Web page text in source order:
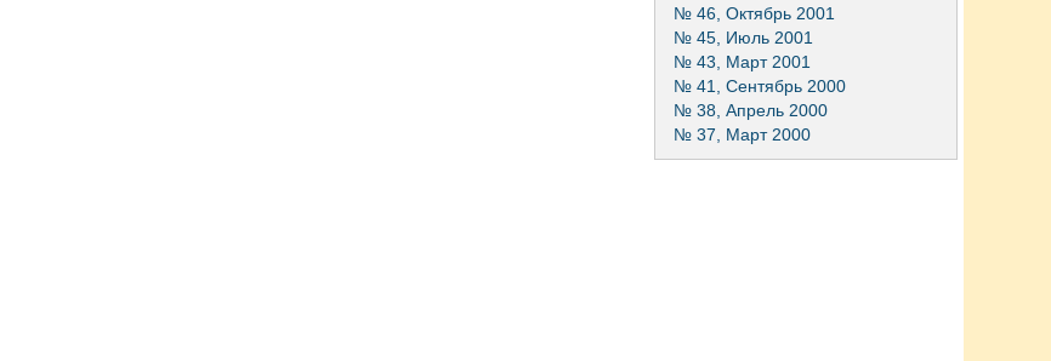
№ 46, Октябрь 2001
№ 45, Июль 2001
№ 43, Март 2001
№ 41, Сентябрь 2000
№ 38, Апрель 2000
№ 37, Март 2000